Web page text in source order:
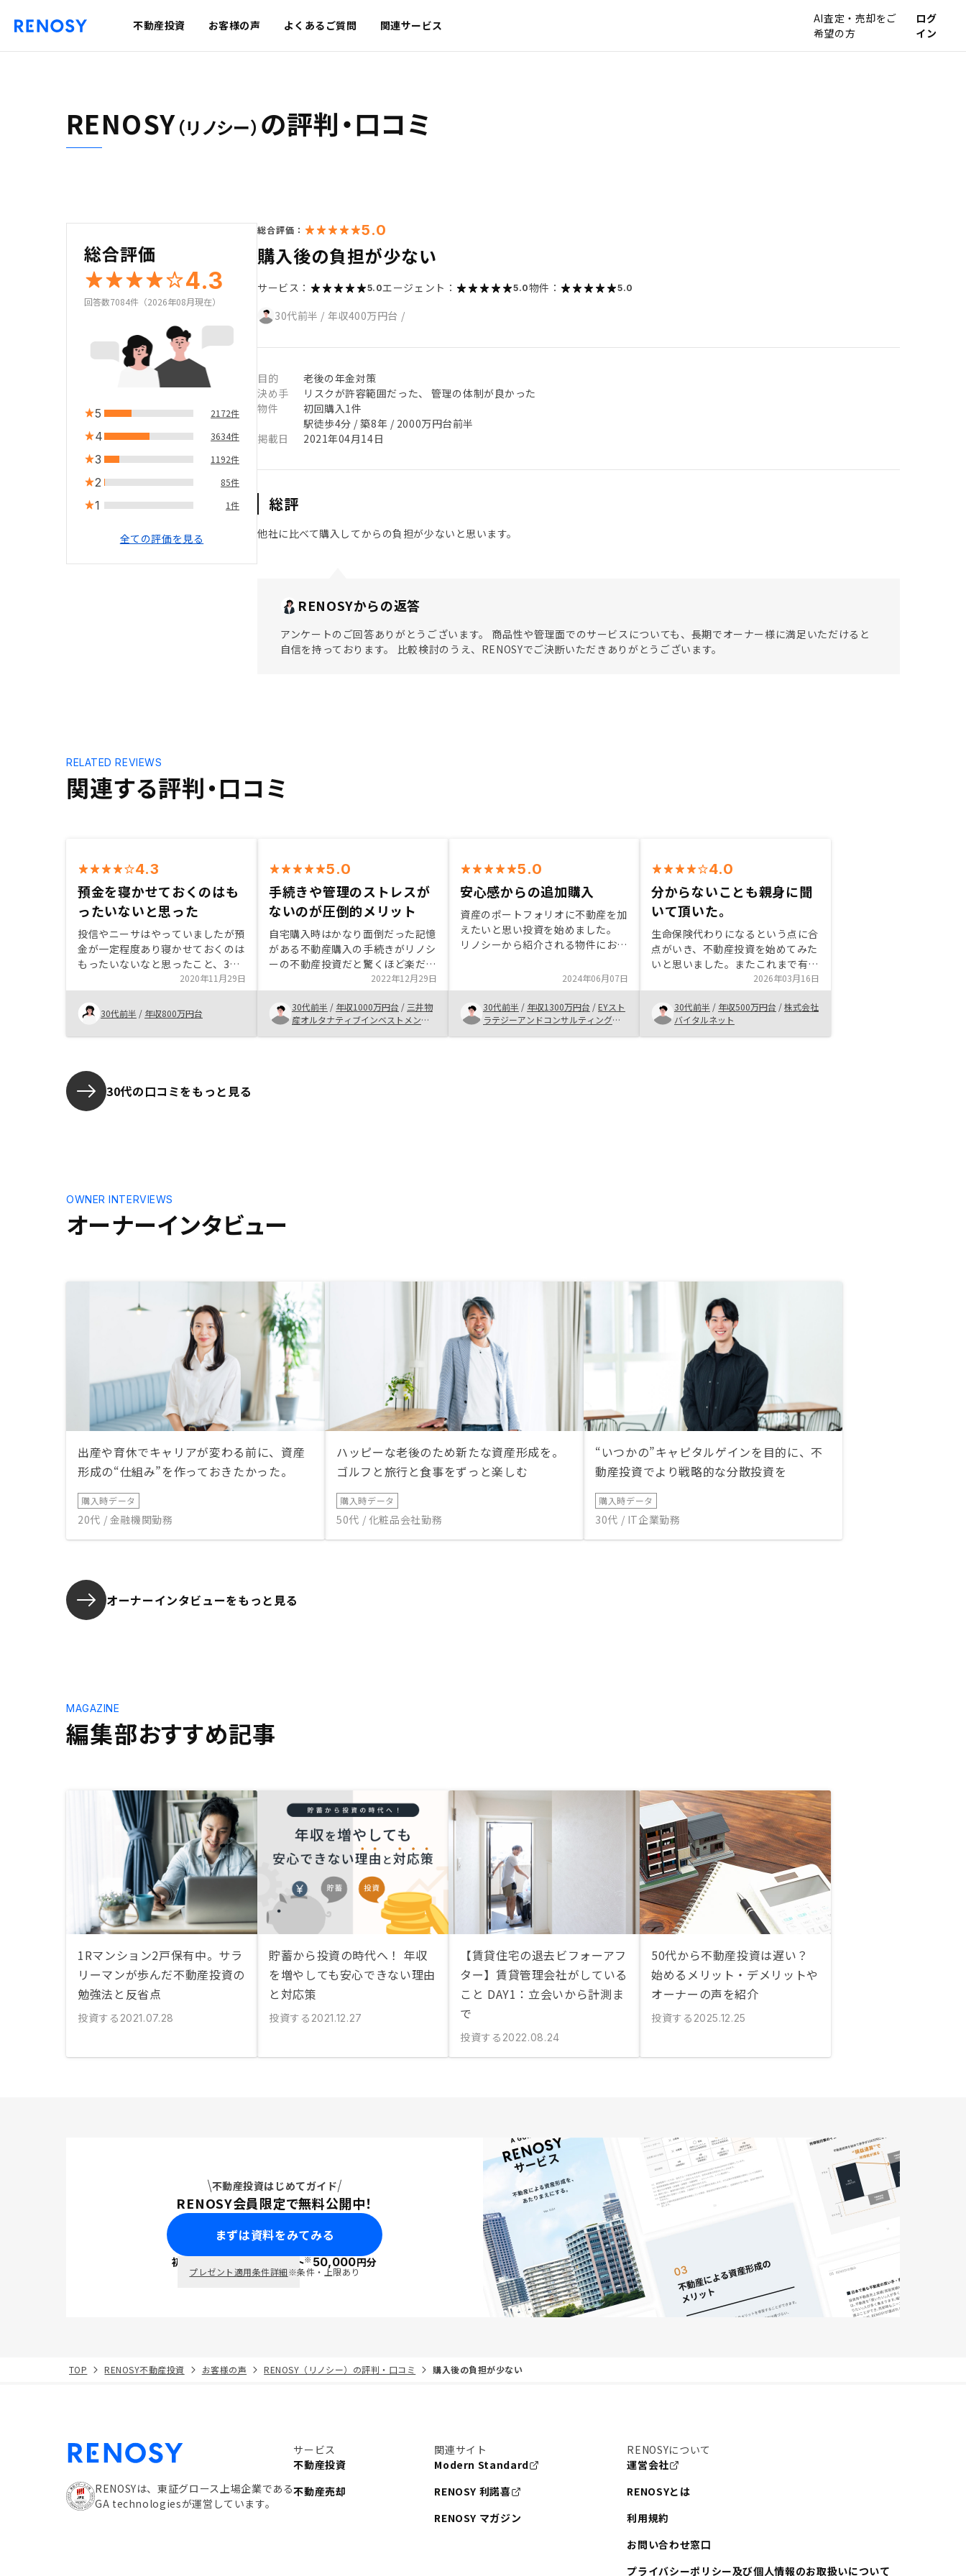
不動産投資 お客様の声 よくあるご質問 関連サービス
AI査定・売却をご
希望の方
ログ
イン
RENOSY（リノシー） の評判・口コミ
総合評価
4.3
回答数7084件（2026年08月現在）
5 2172件
4 3634件
3 1192件
2 85件
1 1件
全ての評価を見る
総合評価： 5.0
購入後の負担が少ない
サービス： 5.0エージェント： 5.0物件： 5.0
30代前半 / 年収400万円台 /
目的
老後の年金対策
決め手
リスクが許容範囲だった、 管理の体制が良かった
物件
初回購入1件
駅徒歩4分 / 築8年 / 2000万円台前半
掲載日
2021年04月14日
総評
他社に比べて購入してからの負担が少ないと思います。
RENOSYからの返答
アンケートのご回答ありがとうございます。 商品性や管理面でのサービスについても、長期でオーナー様に満足いただけると
自信を持っております。 比較検討のうえ、RENOSYでご決断いただきありがとうございます。
関連する評判・口コミ
RELATED REVIEWS
4.3
預金を寝かせておくのはも
ったいないと思った
投信やニーサはやっていましたが預
金が一定程度あり寝かせておくのは
もったいないなと思ったこと、30
代に入り将来への不安や資産運用が
切実に感じられてきたことがきっか
けです。不動産投資はインスタグラ
ムの広告から興味を持ち自分で調べ
てお話を聞機体会社にコンタクトを
スク織り込み済みで出してくれるの
で毎月のキャッシュフローについて
は理解が深まりました。一方節税や
減価償却など税引き後の手残りなど
2020年11月29日
30代前半 / 年収800万円台
5.0
手続きや管理のストレスが
ないのが圧倒的メリット
自宅購入時はかなり面倒だった記憶
がある不動産購入の手続きがリノシ
ーの不動産投資だと驚くほど楽だっ
た。 手続のストレスがない分、純
粋に不動産としての投資価値を勘案
して購入の判断ができた。 ローン
の借入についても担当が細かくサポ
ートしてくれた。
2022年12月29日
30代前半 / 年収1000万円台 / 三井物
産オルタナティブインベストメンツ
5.0
安心感からの追加購入
資産のポートフォリオに不動産を加
えたいと思い投資を始めました。
リノシーから紹介される物件におい
準に売買を検討しており、いつも優
良物件を紹介して頂いています。
リスクが気になるところですが、い
つも丁寧にご説明頂けており、納得
感を持って購入に至っています。
2024年06月07日
30代前半 / 年収1300万円台 /EYスト
ラテジーアンドコンサルティング株
4.0
分からないことも親身に聞
いて頂いた。
生命保険代わりになるという点に合
点がいき、不動産投資を始めてみた
いと思いました。またこれまで有価
証券のみの運用でしたが、有価証券
での銘柄違いでのリスク分散ではな
く、景気の影響が比較的少ない不動
産投資が本当の意味でのリスク分散
に繋がるとも感じました。
2026年03月16日
30代前半 / 年収500万円台 /株式会社
バイタルネット
30代の口コミをもっと見る
オーナーインタビュー
OWNER INTERVIEWS
出産や育休でキャリアが変わる前に、資産
形成の“仕組み”を作っておきたかった。
購入時データ
20代 / 金融機関勤務
ハッピーな老後のため新たな資産形成を。
ゴルフと旅行と食事をずっと楽しむ
購入時データ
50代 / 化粧品会社勤務
“いつかの”キャピタルゲインを目的に、不
動産投資でより戦略的な分散投資を
購入時データ
30代 / IT企業勤務
オーナーインタビューをもっと見る
編集部おすすめ記事
MAGAZINE
1Rマンション2戸保有中。サラ
リーマンが歩んだ不動産投資の
勉強法と反省点
投資する 2021.07.28
貯蓄から投資の時代へ！ 年収
を増やしても安心できない理由
と対応策
投資する 2021.12.27
【賃貸住宅の退去ビフォーアフ
ター】賃貸管理会社がしている
こと DAY1：立会いから計測ま
で
投資する 2022.08.24
50代から不動産投資は遅い？
始めるメリット・デメリットや
オーナーの声を紹介
投資する 2025.12.25
不動産投資はじめてガイド
RENOSY会員限定で無料公開中！
まずは資料をみてみる
初回面談で ポイント※50,000円分
プレゼント適用条件詳細※条件・上限あり
TOP RENOSY不動産投資 お客様の声 RENOSY（リノシー）の評判・口コミ 購入後の負担が少ない
RENOSYは、東証グロース上場企業である
GA technologiesが運営しています。
サービス
不動産投資
不動産売却
関連サイト
Modern Standard
RENOSY 利諾喜
RENOSY マガジン
RENOSYについて
運営会社
RENOSYとは
利用規約
お問い合わせ窓口
プライバシーポリシー及び個人情報のお取扱いについて